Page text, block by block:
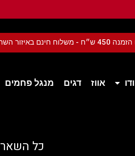
באיזור השרון 09-7777958
אווז דגים מנגל פחמים
כל השאר